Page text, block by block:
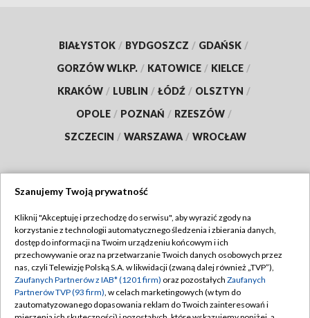
BIAŁYSTOK / BYDGOSZCZ / GDAŃSK /
GORZÓW WLKP. / KATOWICE / KIELCE /
KRAKÓW / LUBLIN / ŁÓDŹ / OLSZTYN /
OPOLE / POZNAŃ / RZESZÓW /
SZCZECIN / WARSZAWA / WROCŁAW
TVP
Abonament TVP
Emisja w TVP
Centrum informacji TVP
Regulamin TVP
Polityka prywatności
Moje zgody
Szanujemy Twoją prywatność
Kliknij "Akceptuję i przechodzę do serwisu", aby wyrazić zgody na
korzystanie z technologii automatycznego śledzenia i zbierania danych,
dostęp do informacji na Twoim urządzeniu końcowym i ich
przechowywanie oraz na przetwarzanie Twoich danych osobowych przez
nas, czyli Telewizję Polską S.A. w likwidacji (zwaną dalej również „TVP”),
Zaufanych Partnerów z IAB* (1201 firm) oraz pozostałych Zaufanych
Partnerów TVP (93 firm), w celach marketingowych (w tym do
zautomatyzowanego dopasowania reklam do Twoich zainteresowań i